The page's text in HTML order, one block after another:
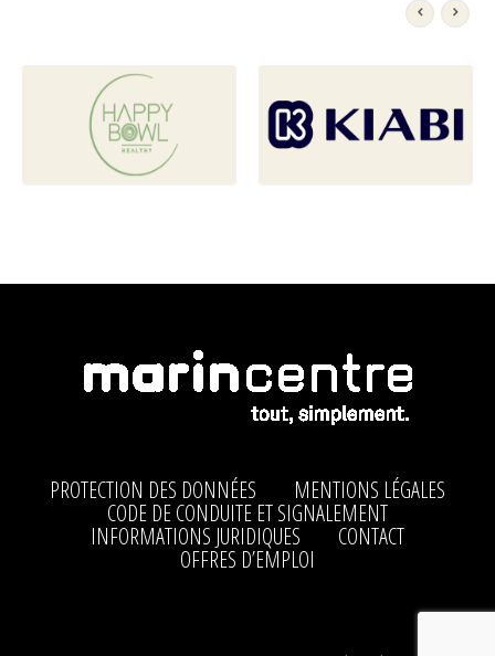
PROTECTION DES DONNÉES MENTIONS LÉGALES
CODE DE CONDUITE ET SIGNALEMENT
INFORMATIONS JURIDIQUES CONTACT
OFFRES D’EMPLOI